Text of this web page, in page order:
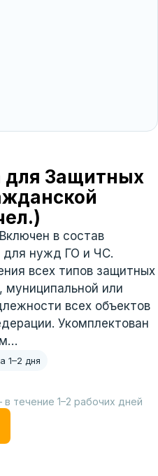
для Защитных
в состав
для нужд ГО и ЧС.
всех типов защитных
муниципальной или
всех объектов
Укомплектован
1–2 дня
течение 1–2 рабочих дней